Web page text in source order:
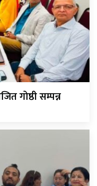
गोष्ठी सम्पन्न